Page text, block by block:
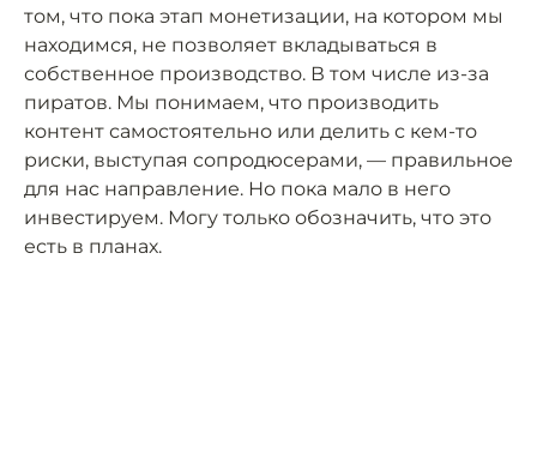
том, что пока этап монетизации, на котором мы
находимся, не позволяет вкладываться в
собственное производство. В том числе из-за
пиратов. Мы понимаем, что производить
контент самостоятельно или делить с кем-то
риски, выступая сопродюсерами, — правильное
для нас направление. Но пока мало в него
инвестируем. Могу только обозначить, что это
есть в планах.